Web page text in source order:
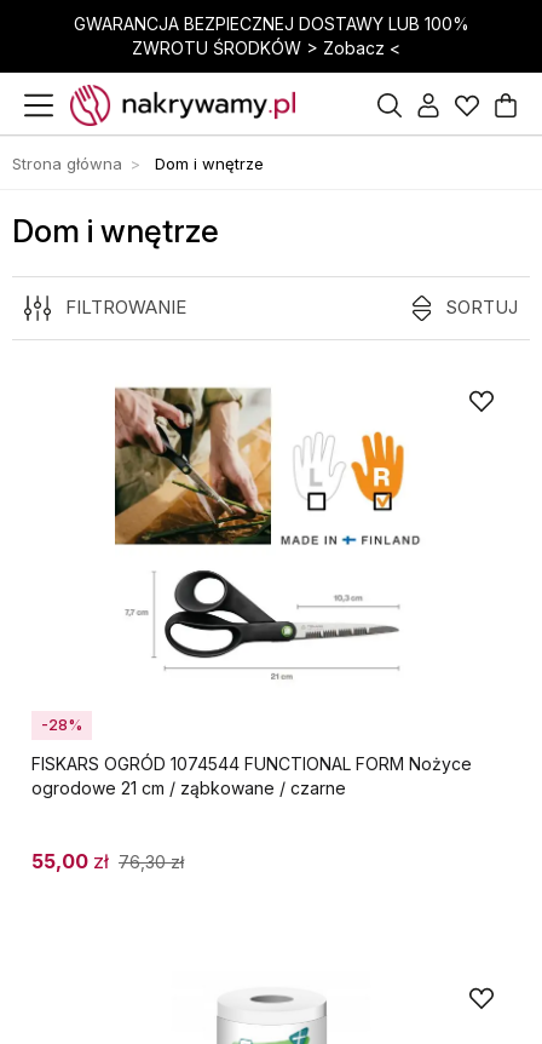
GWARANCJA BEZPIECZNEJ DOSTAWY LUB 100%
ZWROTU ŚRODKÓW > Zobacz <
Strona główna Dom i wnętrze
Dom i wnętrze
FILTROWANIE SORTUJ
-28%
FISKARS OGRÓD 1074544 FUNCTIONAL FORM Nożyce
ogrodowe 21 cm / ząbkowane / czarne
55,00 zł 76,30zł